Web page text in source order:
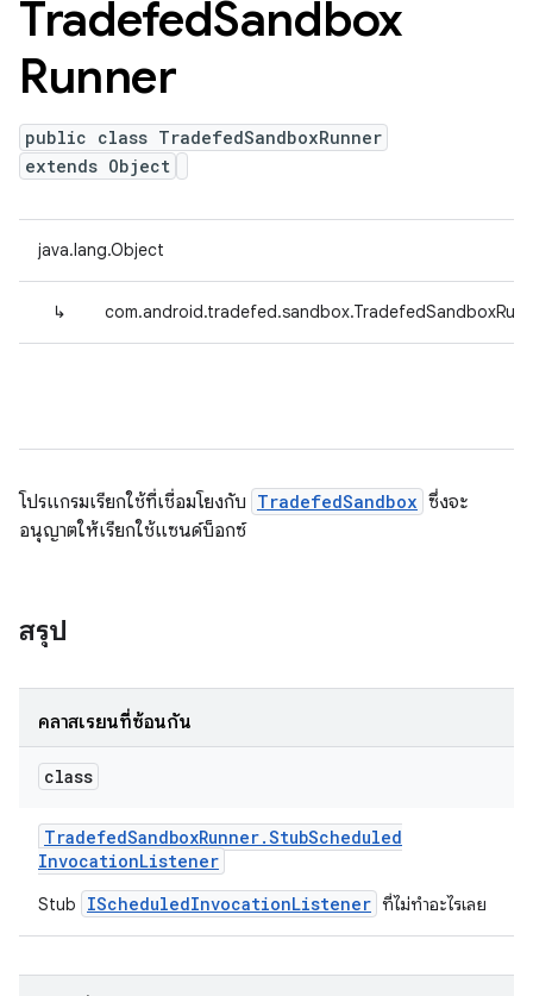
TradefedSandbox
Runner
public class TradefedSandboxRunner
extends Object
java.lang.Object
↳
โปรแกรมเรียกใช้ที่เชื่อมโยงกับ TradefedSandbox ซึ่งจะ
อนุญาตให้เรียกใช้แซนด์บ็อกซ์
สรุป
คลาสเรียนที่ซ้อนกัน
class
TradefedSandboxRunner.StubScheduled
InvocationListener
Stub IScheduledInvocationListener ที่ไม่ทำอะไรเลย